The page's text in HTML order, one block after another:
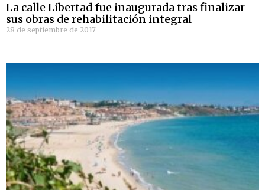
La calle Libertad fue inaugurada tras finalizar
sus obras de rehabilitación integral
28 de septiembre de 2017